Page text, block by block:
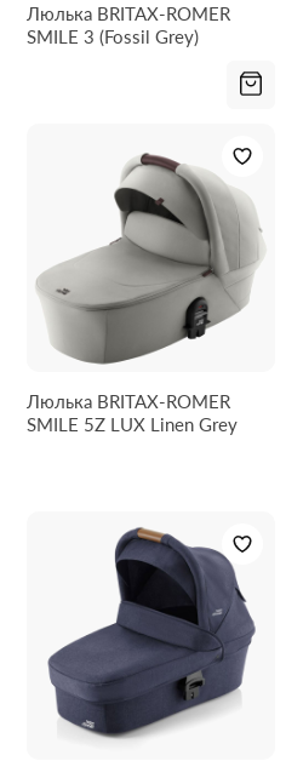
Люлька BRITAX-ROMER
SMILE 3 (Fossil Grey)
Люлька BRITAX-ROMER
SMILE 5Z LUX Linen Grey